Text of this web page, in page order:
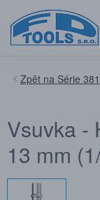
Série
Vsuvka -
13 mm